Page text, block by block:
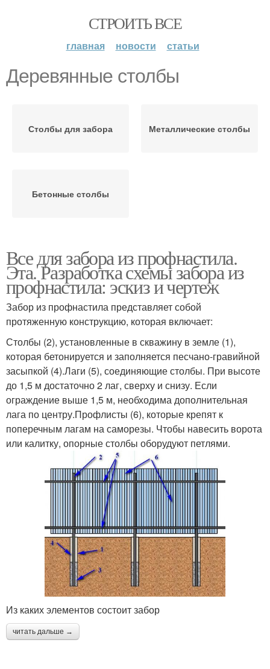
СТРОИТЬ ВСЕ
главная новости статьи
Деревянные столбы
Столбы для забора Металлические столбы
Бетонные столбы
Все для забора из профнастила.
Эта. Разработка схемы забора из
профнастила: эскиз и чертеж
Забор из профнастила представляет собой
протяженную конструкцию, которая включает:
Столбы (2), установленные в скважину в земле (1),
которая бетонируется и заполняется песчано-гравийной
засыпкой (4).Лаги (5), соединяющие столбы. При высоте
до 1,5 м достаточно 2 лаг, сверху и снизу. Если
ограждение выше 1,5 м, необходима дополнительная
лага по центру.Профлисты (6), которые крепят к
поперечным лагам на саморезы. Чтобы навесить ворота
или калитку, опорные столбы оборудуют петлями.
Из каких элементов состоит забор
читать дальше →